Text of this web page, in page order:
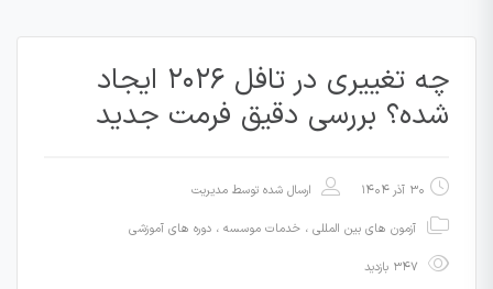
چه تغییری در تافل 2026 ایجاد
شده؟ بررسی دقیق فرمت جدید
30 آذر 1404 ارسال شده توسط مدیریت
آزمون های بین المللی ، خدمات موسسه ، دوره های آموزشی